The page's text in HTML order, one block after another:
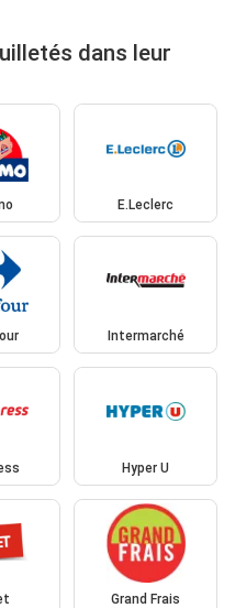
dans leur
E.Leclerc
Intermarché
Hyper U
Grand Frais